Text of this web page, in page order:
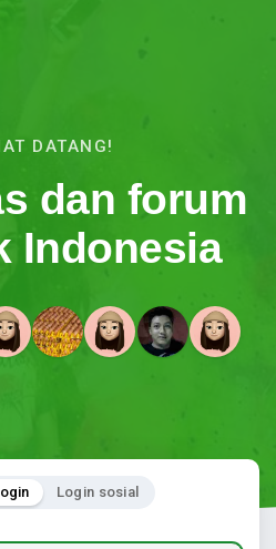
DATANG!
dan forum
Indonesia
Login sosial